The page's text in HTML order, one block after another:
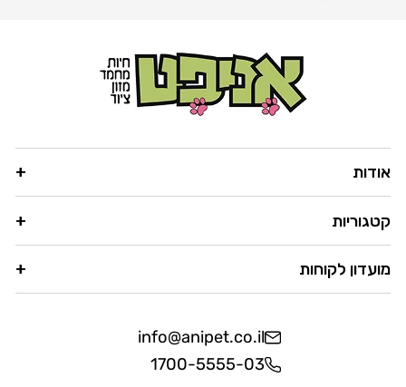
אודות
קטגוריות
מועדון לקוחות
info@anipet.co.il
1700-5555-03